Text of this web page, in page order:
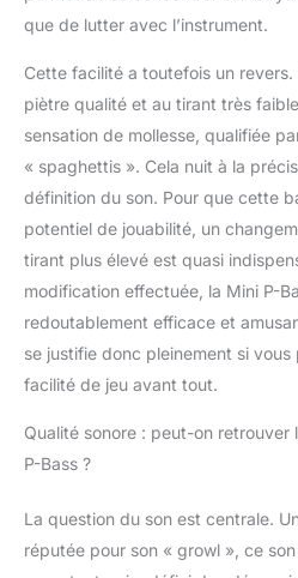
que de lutter avec l’instrument.
Cette facilité a toutefois un revers.
piètre qualité et au tirant très
sensation de mollesse, qualifiée
« spaghettis ». Cela nuit à la
définition du son. Pour que cette
potentiel de jouabilité, un
tirant plus élevé est quasi
modification effectuée, la Mini P-
redoutablement efficace et
se justifie donc pleinement si
facilité de jeu avant tout.
Qualité sonore : peut-on
P-Bass ?
La question du son est centrale.
réputée pour son « growl », ce